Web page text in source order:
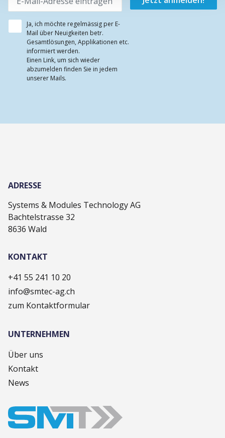
Ja, ich möchte regelmässig per E-
Mail über Neuigkeiten betr.
Gesamtlösungen, Applikationen etc.
informiert werden.
Einen Link, um sich wieder
abzumelden finden Sie in jedem
unserer Mails.
ADRESSE
Systems & Modules Technology AG
Bachtelstrasse 32
8636 Wald
KONTAKT
+41 55 241 10 20
info@smtec-ag.ch
zum Kontaktformular
UNTERNEHMEN
Über uns
Kontakt
News